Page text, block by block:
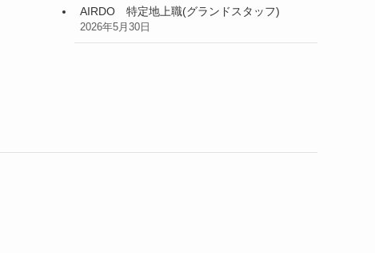
AIRDO 特定地上職(グランドスタッフ)
2026年5月30日